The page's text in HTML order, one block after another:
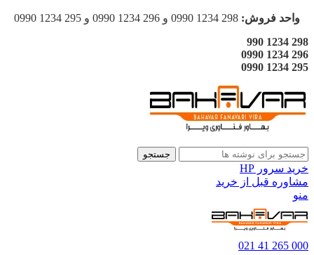
واحد فروش:
298 1234 990
296 1234 0990
295 1234 0990
جستجو
خرید سرور HP
مشاوره قبل از خرید
منو
000 265 41 021